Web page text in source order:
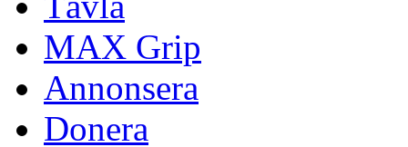
MAX Grip
Annonsera
Donera